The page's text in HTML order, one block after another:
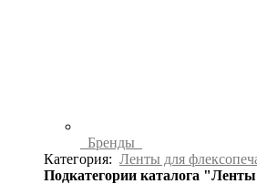
Бренды
Категория: Ленты для
Подкатегории каталога